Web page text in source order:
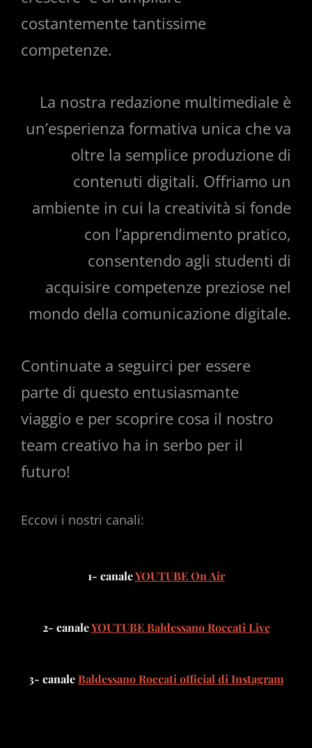
costantemente tantissime
competenze.
La nostra redazione multimediale è
un’esperienza formativa unica che va
oltre la semplice produzione di
contenuti digitali. Offriamo un
ambiente in cui la creatività si fonde
con l’apprendimento pratico,
consentendo agli studenti di
acquisire competenze preziose nel
mondo della comunicazione digitale.
Continuate a seguirci per essere
parte di questo entusiasmante
viaggio e per scoprire cosa il nostro
team creativo ha in serbo per il
futuro!
Eccovi i nostri canali:
1- canaleYOUTUBE On Air
2- canaleYOUTUBE Baldessano Roccati Live
3- canaleBaldessano Roccati official di Instagram